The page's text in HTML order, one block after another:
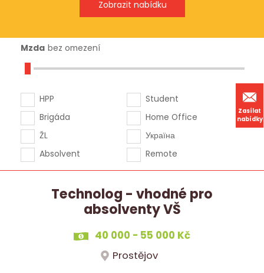
Zasílat
nabídky
Mzda bez omezení
HPP
Brigáda
ŽL
Absolvent
Student
Home Office
Україна
Remote
Technolog - vhodné pro
absolventy VŠ
40 000 - 55 000 Kč
Prostějov